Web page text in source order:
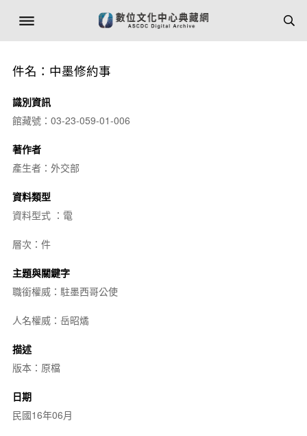
件名：中墨修約事
識別資訊
館藏號：03-23-059-01-006
著作者
產生者：外交部
資料類型
資料型式 ：電
層次：件
主題與關鍵字
職銜權威：駐墨西哥公使
人名權威：岳昭燏
描述
版本：原檔
日期
民國16年06月